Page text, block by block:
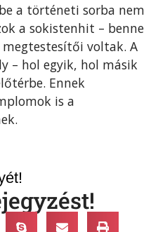
a történeti sorba nem
a sokistenhit – benne
voltak. A
– hol egyik, hol másik
Ennek
is a